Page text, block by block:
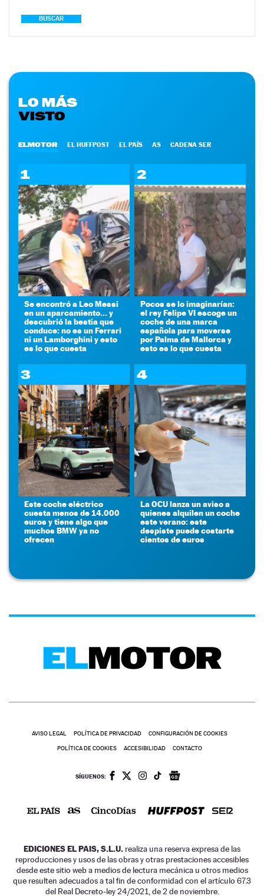
BUSCAR
LO MÁS
VISTO
ELMOTOR EL HUFFPOST EL PAÍS AS CADENA SER
1
Se encontró a Leo Messi
en un aparcamiento... y
descubrió la bestia que
conduce: no es un Ferrari
ni un Lamborghini y esto
es lo que cuesta
2
Pocos se lo imaginarían:
el rey Felipe VI escoge un
coche de una marca
española para moverse
por Palma de Mallorca y
esto es lo que cuesta
3
Este coche eléctrico
cuesta menos de 14.000
euros y tiene algo que
muchos BMW ya no
ofrecen
4
La OCU lanza un aviso a
quienes alquilen un coche
este verano: este
despiste puede costarte
cientos de euros
AVISO LEGAL POLÍTICA DE PRIVACIDAD CONFIGURACIÓN DE COOKIES
POLÍTICA DE COOKIES ACCESIBILIDAD CONTACTO
SÍGUENOS:
EDICIONES EL PAIS, S.L.U. realiza una reserva expresa de las
reproducciones y usos de las obras y otras prestaciones accesibles
desde este sitio web a medios de lectura mecánica u otros medios
que resulten adecuados a tal fin de conformidad con el artículo 67.3
del Real Decreto-ley 24/2021, de 2 de noviembre.